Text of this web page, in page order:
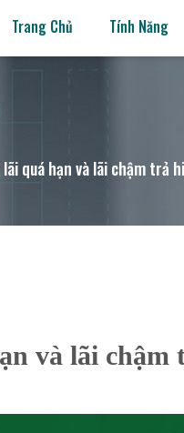
Trang Chủ Tính Năng
lãi quá hạn và lãi chậm trả
và lãi chậm